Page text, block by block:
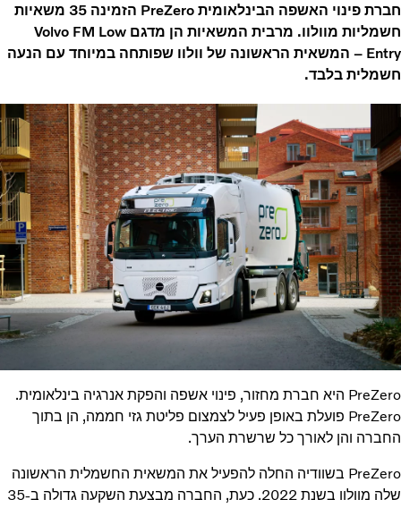
חברת פינוי האשפה הבינלאומית PreZero הזמינה 35 משאיות
חשמליות מוולוו. מרבית המשאיות הן מדגם Volvo FM Low
Entry – המשאית הראשונה של וולוו שפותחה במיוחד עם הנעה
חשמלית בלבד.
PreZero היא חברת מחזור, פינוי אשפה והפקת אנרגיה בינלאומית.
PreZero פועלת באופן פעיל לצמצום פליטת גזי חממה, הן בתוך
החברה והן לאורך כל שרשרת הערך.
PreZero בשוודיה החלה להפעיל את המשאית החשמלית הראשונה
שלה מוולוו בשנת 2022. כעת, החברה מבצעת השקעה גדולה ב-35